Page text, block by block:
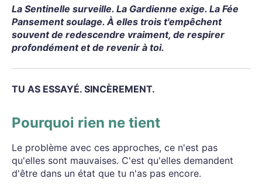
La Sentinelle surveille. La Gardienne exige. La Fée
Pansement soulage. À elles trois t'empêchent
souvent de redescendre vraiment, de respirer
profondément et de revenir à toi.
TU AS ESSAYÉ. SINCÈREMENT.
Pourquoi rien ne tient
Le problème avec ces approches, ce n'est pas
qu'elles sont mauvaises. C'est qu'elles demandent
d'être dans un état que tu n'as pas encore.